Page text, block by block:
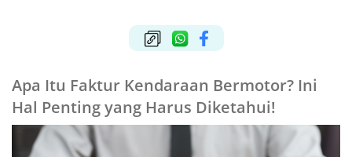
Apa Itu Faktur Kendaraan Bermotor? Ini
Hal Penting yang Harus Diketahui!